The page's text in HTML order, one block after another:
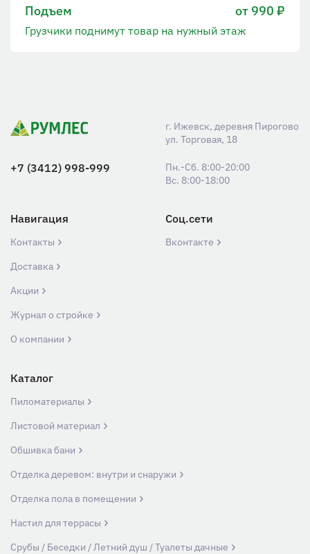
Подъем от 990 ₽
Грузчики поднимут товар на нужный этаж
г. Ижевск, деревня Пирогово
ул. Торговая, 18
+7 (3412) 998-999
Пн.-Сб. 8:00-20:00
Вс. 8:00-18:00
Навигация
Контакты
Доставка
Акции
Журнал о стройке
О компании
Соц.сети
Вконтакте
Каталог
Пиломатериалы
Листовой материал
Обшивка бани
Отделка деревом: внутри и снаружи
Отделка пола в помещении
Настил для террасы
Срубы / Беседки / Летний душ / Туалеты дачные